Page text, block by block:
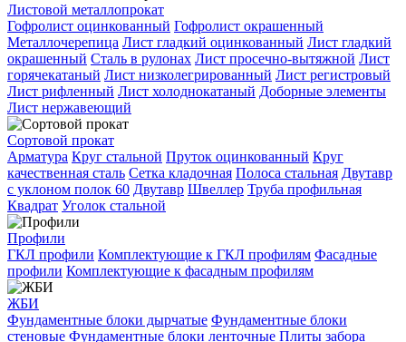
Листовой металлопрокат
Гофролист оцинкованный Гофролист окрашенный
Металлочерепица Лист гладкий оцинкованный Лист гладкий
окрашенный Сталь в рулонах Лист просечно-вытяжной Лист
горячекатаный Лист низколегрированный Лист регистровый
Лист рифленный Лист холоднокатаный Доборные элементы
Лист нержавеющий
Сортовой прокат
Арматура Круг стальной Пруток оцинкованный Круг
качественная сталь Сетка кладочная Полоса стальная Двутавр
с уклоном полок 60 Двутавр Швеллер Труба профильная
Квадрат Уголок стальной
Профили
ГКЛ профили Комплектующие к ГКЛ профилям Фасадные
профили Комплектующие к фасадным профилям
ЖБИ
Фундаментные блоки дырчатые Фундаментные блоки
стеновые Фундаментные блоки ленточные Плиты забора